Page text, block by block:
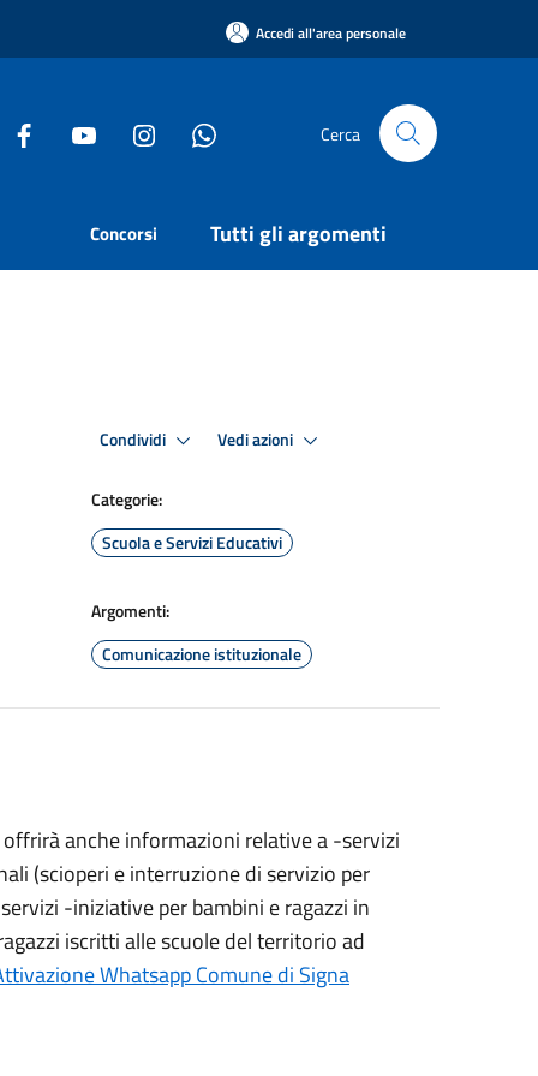
Accedi all'area personale
Cerca
Concorsi Tutti gli argomenti
Condividi Vedi azioni
Categorie:
Scuola e Servizi Educativi
Argomenti:
Comunicazione istituzionale
anche informazioni relative a -servizi
(scioperi e interruzione di servizio per
-iniziative per bambini e ragazzi in
iscritti alle scuole del territorio ad
Whatsapp Comune di Signa